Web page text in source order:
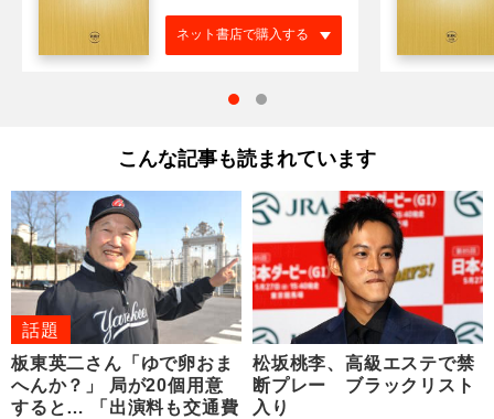
ネット書店で購入する
こんな記事も読まれています
話題
板東英二さん「ゆで卵おま
へんか？」 局が20個用意
すると… 「出演料も交通費
松坂桃李、高級エステで禁
断プレー ブラックリスト
入り